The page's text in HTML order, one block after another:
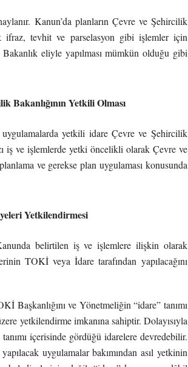
Kanun’da planların Çevre ve Şehircilik
ifraz, tevhit ve parselasyon gibi işlemler için
eliyle yapılması mümkün olduğu gibi
Bakanlığının Yetkili Olması
uygulamalarda yetkili idare Çevre ve Şehircilik
iş ve işlemlerde yetki öncelikli olarak Çevre ve
ve gerekse plan uygulaması konusunda
Yetkilendirmesi
belirtilen iş ve işlemlere ilişkin olarak
TOKİ veya İdare tarafından yapılacağını
Başkanlığını ve Yönetmeliğin “idare” tanımı
yetkilendirme imkanına sahiptir. Dolayısıyla
içerisinde gördüğü idarelere devredebilir.
uygulamalar bakımından asıl yetkinin